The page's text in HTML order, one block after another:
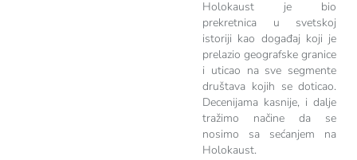
Holokaust je bio
prekretnica u svetskoj
istoriji kao događaj koji je
prelazio geografske granice
i uticao na sve segmente
društava kojih se doticao.
Decenijama kasnije, i dalje
tražimo načine da se
nosimo sa sećanjem na
Holokaust.